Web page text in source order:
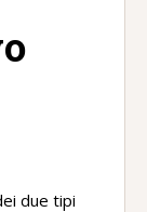
due tipi